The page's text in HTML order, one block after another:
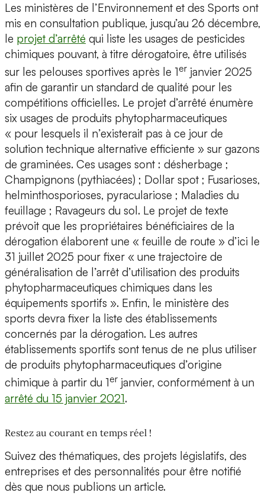
Les ministères de l’Environnement et des Sports ont
mis en consultation publique, jusqu’au 26 décembre,
le projet d’arrêté qui liste les usages de pesticides
chimiques pouvant, à titre dérogatoire, être utilisés
sur les pelouses sportives après le 1er janvier 2025
afin de garantir un standard de qualité pour les
compétitions officielles. Le projet d’arrêté énumère
six usages de produits phytopharmaceutiques
« pour lesquels il n’existerait pas à ce jour de
solution technique alternative efficiente » sur gazons
de graminées. Ces usages sont : désherbage ;
Champignons (pythiacées) ; Dollar spot ; Fusarioses,
helminthosporioses, pyraculariose ; Maladies du
feuillage ; Ravageurs du sol. Le projet de texte
prévoit que les propriétaires bénéficiaires de la
dérogation élaborent une « feuille de route » d’ici le
31 juillet 2025 pour fixer « une trajectoire de
généralisation de l’arrêt d’utilisation des produits
phytopharmaceutiques chimiques dans les
équipements sportifs ». Enfin, le ministère des
sports devra fixer la liste des établissements
concernés par la dérogation. Les autres
établissements sportifs sont tenus de ne plus utiliser
de produits phytopharmaceutiques d’origine
chimique à partir du 1er janvier, conformément à un
arrêté du 15 janvier 2021.
Restez au courant en temps réel !
Suivez des thématiques, des projets législatifs, des
entreprises et des personnalités pour être notifié
dès que nous publions un article.